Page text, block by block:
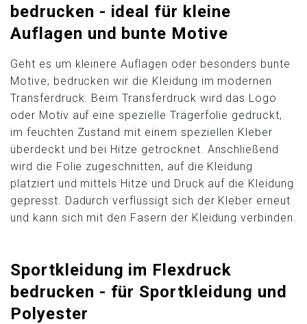
bedrucken - ideal für kleine
Auflagen und bunte Motive
Geht es um kleinere Auflagen oder besonders bunte
Motive, bedrucken wir die Kleidung im modernen
Transferdruck. Beim Transferdruck wird das Logo
oder Motiv auf eine spezielle Trägerfolie gedruckt,
im feuchten Zustand mit einem speziellen Kleber
überdeckt und bei Hitze getrocknet. Anschließend
wird die Folie zugeschnitten, auf die Kleidung
platziert und mittels Hitze und Druck auf die Kleidung
gepresst. Dadurch verflüssigt sich der Kleber erneut
und kann sich mit den Fasern der Kleidung verbinden.
Sportkleidung im Flexdruck
bedrucken - für Sportkleidung und
Polyester